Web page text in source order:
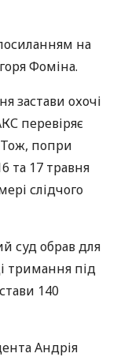
на
Фоміна.
застави охочі
перевіряє
Тож, попри
та 17 травня
слідчого
суд обрав для
тримання під
140
Андрія